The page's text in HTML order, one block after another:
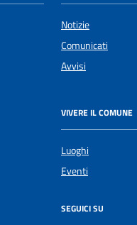
Notizie
Comunicati
Avvisi
VIVERE IL COMUNE
Luoghi
Eventi
SEGUICI SU